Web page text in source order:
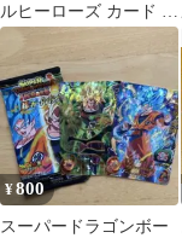
ルヒーローズ カード 3
枚セット
¥800
スーパードラゴンボー